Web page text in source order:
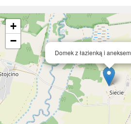
Domek z łazienką i
+
−